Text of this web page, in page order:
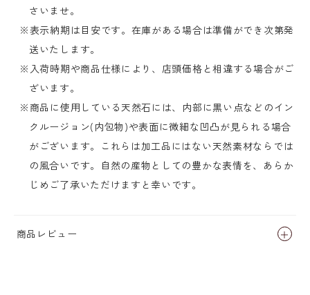
さいませ。
※表示納期は目安です。在庫がある場合は準備ができ次第発
送いたします。
※入荷時期や商品仕様により、店頭価格と相違する場合がご
ざいます。
※商品に使用している天然石には、内部に黒い点などのイン
クルージョン(内包物)や表面に微細な凹凸が見られる場合
がございます。これらは加工品にはない天然素材ならでは
の風合いです。自然の産物としての豊かな表情を、あらか
じめご了承いただけますと幸いです。
商品レビュー